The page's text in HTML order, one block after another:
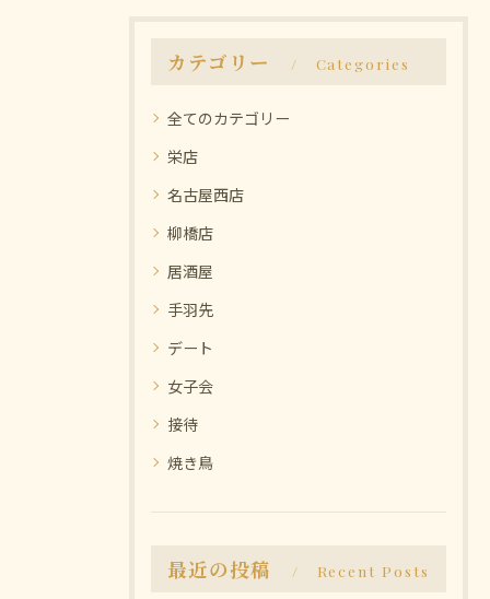
カテゴリー Categories
全てのカテゴリー
栄店
名古屋西店
柳橋店
居酒屋
手羽先
デート
女子会
接待
焼き鳥
最近の投稿 Recent Posts